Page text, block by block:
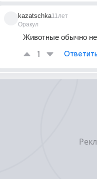
kazatschka
Оракул
11лет
Животные обычно не
1 Ответить